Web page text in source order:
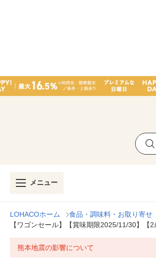
メニュー
LOHACOホーム 食品・調味料・お取り寄せ
【ワゴンセール】【賞味期限2025/11/30】【
熊本地震の影響について